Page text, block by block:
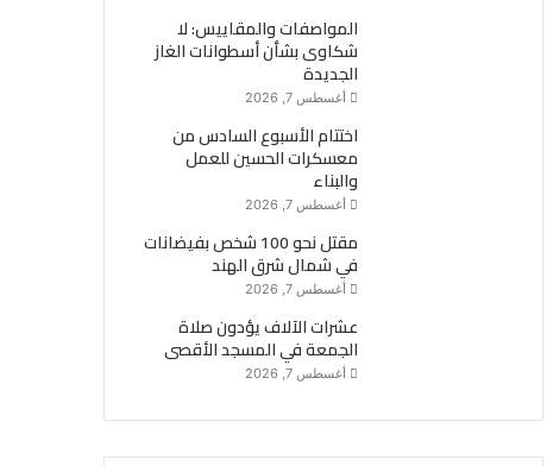
المواصفات والمقاييس: لا
شكاوى بشأن أسطوانات الغاز
الجديدة
أغسطس 7, 2026
اختتام الأسبوع السادس من
معسكرات الحسين للعمل
والبناء
أغسطس 7, 2026
مقتل نحو 100 شخص بفيضانات
في شمال شرق الهند
أغسطس 7, 2026
عشرات الآلاف يؤدون صلاة
الجمعة في المسجد الأقصى
أغسطس 7, 2026